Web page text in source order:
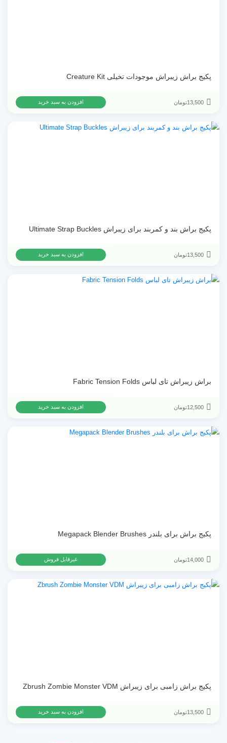
پکیج براش زیبراش موجودات تخیلی Creature Kit
13,500تومان افزودن به سبد خرید
پکیج براش بند و کمربند برای زیبراش Ultimate Strap Buckles
13,500تومان افزودن به سبد خرید
براش زیبراش تای لباس Fabric Tension Folds
12,500تومان افزودن به سبد خرید
پکیج براش برای بلندر Megapack Blender Brushes
14,000تومان غیرقابل فروش
پکیج براش زامبی برای زیبراش Zbrush Zombie Monster VDM
13,500تومان افزودن به سبد خرید